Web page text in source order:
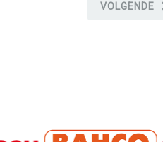
VOLGENDE